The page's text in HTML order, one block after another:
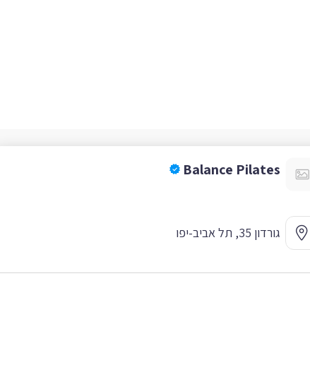
Balance Pilates
גורדון 35, תל אביב-יפו